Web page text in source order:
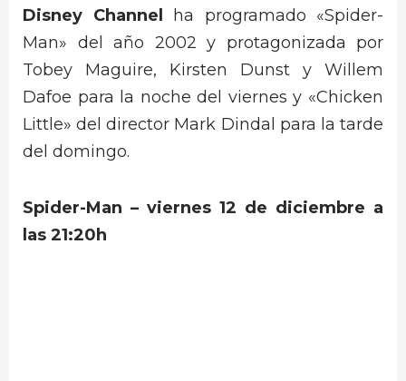
Disney Channel
ha programado «Spider-
Man» del año 2002 y protagonizada por
Tobey Maguire, Kirsten Dunst y Willem
Dafoe para la noche del viernes y «Chicken
Little» del director Mark Dindal para la tarde
del domingo.
Spider-Man – viernes 12 de diciembre a
las 21:20h